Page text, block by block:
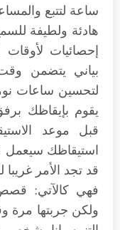
ساعة لتتبع
هادئة ولطيفة
إحصائيات
بياني يتضمن
لتحسين ساعات
يقوم بإيقاظك
قبل موعد
استيقاظك سيعمل
قد تجد الأمر
فهي كالآتي:
ولكن جربتها مرة